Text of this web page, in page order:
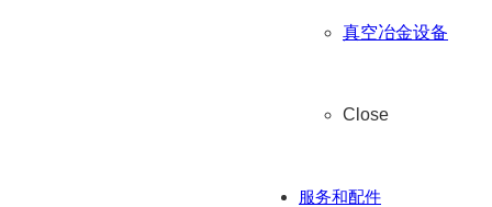
真空冶金设备
Close
服务和配件